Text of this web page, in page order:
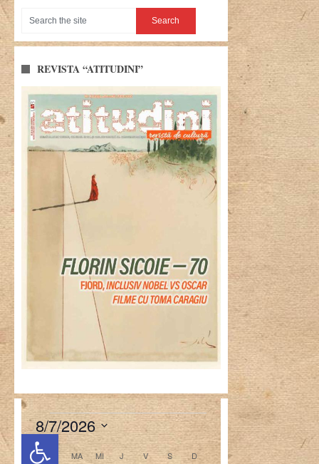
REVISTA “ATITUDINI”